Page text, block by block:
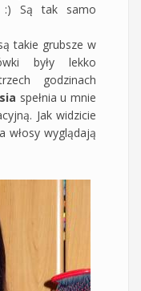
:) Są tak samo
takie grubsze w
były lekko
godzinach
spełnia u mnie
Jak widzicie
włosy wyglądają